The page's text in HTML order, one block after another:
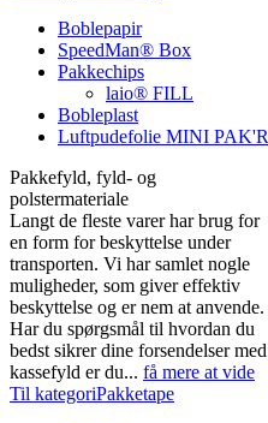
Boblepapir
SpeedMan® Box
Pakkechips
laio® FILL
Bobleplast
Luftpudefolie MINI PAK'R
Pakkefyld, fyld- og
polstermateriale
Langt de fleste varer har brug for
en form for beskyttelse under
transporten. Vi har samlet nogle
muligheder, som giver effektiv
beskyttelse og er nem at anvende.
Har du spørgsmål til hvordan du
bedst sikrer dine forsendelser med
kassefyld er du... få mere at vide
Til kategoriPakketape